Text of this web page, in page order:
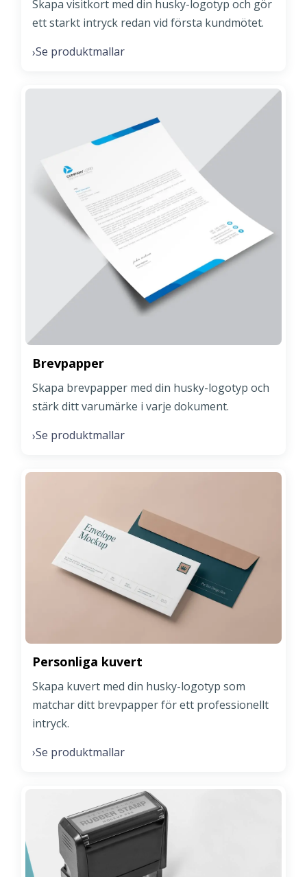
Skapa visitkort med din husky-logotyp och gör
ett starkt intryck redan vid första kundmötet.
›Se produktmallar
Brevpapper
Skapa brevpapper med din husky-logotyp och
stärk ditt varumärke i varje dokument.
›Se produktmallar
Personliga kuvert
Skapa kuvert med din husky-logotyp som
matchar ditt brevpapper för ett professionellt
intryck.
›Se produktmallar